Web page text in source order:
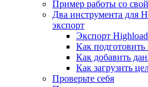
Пример работы со
Два инструмента для
экспорт
Экспорт
Как
Как добавить
Как загрузить
Проверьте себя